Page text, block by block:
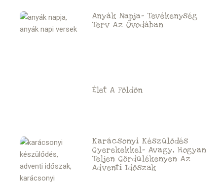
Anyák Napja- Tevékenység
Terv Az Óvodában
Élet A Földön
Karácsonyi Készülődés
Gyerekekkel- Avagy, Hogyan
Teljen Gördülékenyen Az
Adventi Időszak